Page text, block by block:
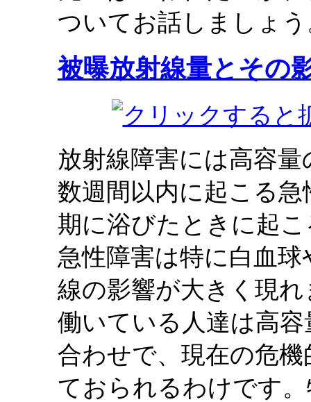
ついてお話しましょ
被曝放射線量とその
放射線障害には高容
数週間以内に起こる
期に浴びたときに起
急性障害は特に白血
線の影響が大きく現
働いている人達は高
合わせで、現在の危
ておられるわけです